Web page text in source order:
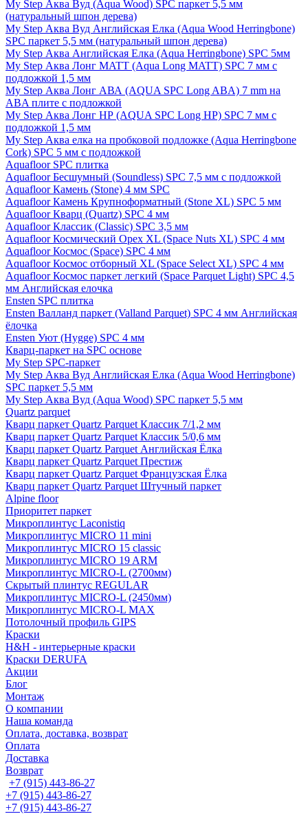
My Step Аква Вуд (Aqua Wood) SPC паркет 5,5 мм
(натуральный шпон дерева)
My Step Аква Вуд Английская Елка (Aqua Wood Herringbone)
SPC паркет 5,5 мм (натуральный шпон дерева)
My Step Аква Английская Елка (Aqua Herringbone) SPC 5мм
My Step Аква Лонг MATT (Aqua Long MATT) SPC 7 мм с
подложкой 1,5 мм
My Step Аква Лонг АВА (AQUA SPC Long ABA) 7 mm на
ABA плите с подложкой
My Step Аква Лонг НР (AQUA SPC Long HP) SPC 7 мм с
подложкой 1,5 мм
My Step Аква елка на пробковой подложке (Aqua Herringbone
Cork) SPC 5 мм с подложкой
Aquafloor SPC плитка
Aquafloor Бесшумный (Soundless) SPC 7,5 мм с подложкой
Aquafloor Камень (Stone) 4 мм SPC
Aquafloor Камень Крупноформатный (Stone XL) SPC 5 мм
Aquafloor Кварц (Quartz) SPC 4 мм
Aquafloor Классик (Classic) SPC 3,5 мм
Aquafloor Космический Орех XL (Space Nuts XL) SPC 4 мм
Aquafloor Космос (Space) SPC 4 мм
Aquafloor Космос отборный XL (Space Select XL) SPC 4 мм
Aquafloor Космос паркет легкий (Space Parquet Light) SPC 4,5
мм Английская елочка
Ensten SPC плитка
Ensten Валланд паркет (Valland Parquet) SPC 4 мм Английская
ёлочка
Ensten Уют (Hygge) SPC 4 мм
Кварц-паркет на SPC основе
My Step SPC-паркет
My Step Аква Вуд Английская Елка (Aqua Wood Herringbone)
SPC паркет 5,5 мм
My Step Аква Вуд (Aqua Wood) SPC паркет 5,5 мм
Quartz parquet
Кварц паркет Quartz Parquet Классик 7/1,2 мм
Кварц паркет Quartz Parquet Классик 5/0,6 мм
Кварц паркет Quartz Parquet Английская Ёлка
Кварц паркет Quartz Parquet Престиж
Кварц паркет Quartz Parquet Французская Ёлка
Кварц паркет Quartz Parquet Штучный паркет
Alpine floor
Приоритет паркет
Микроплинтус Laconistiq
Микроплинтус MICRO 11 mini
Микроплинтус MICRO 15 classic
Микроплинтус MICRO 19 ARM
Микроплинтус MICRO-L (2700мм)
Скрытый плинтус REGULAR
Микроплинтус MICRO-L (2450мм)
Микроплинтус MICRO-L MAX
Потолочный профиль GIPS
Краски
H&H - интерьерные краски
Краски DERUFA
Акции
Блог
Монтаж
О компании
Наша команда
Оплата, доставка, возврат
Оплата
Доставка
Возврат
+7 (915) 443-86-27
+7 (915) 443-86-27
+7 (915) 443-86-27